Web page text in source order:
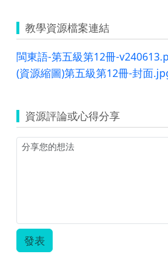
教學資源檔案連結
閩東語-第五級第12冊-
(資源縮圖)第五級第12冊-封面
資源評論或心得分享
發表